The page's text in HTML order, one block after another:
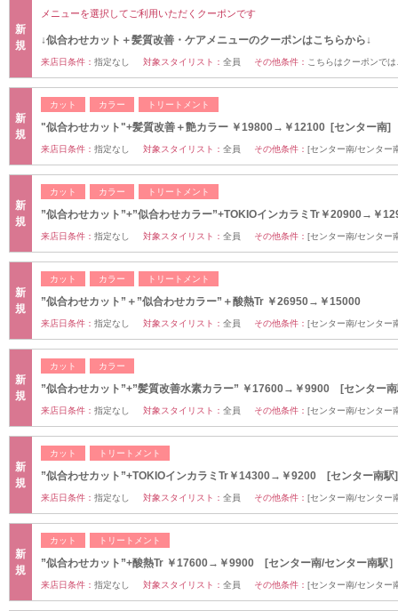
新
規
メニューを選択してご利用いただくクーポンです
↓似合わせカット＋髪質改善・ケアメニューのクーポンはこちらから↓
来店日条件： 指定なし 対象スタイリスト： 全員 その他条件： こちらはクーポンで
新
規
カット カラー トリートメント
"似合わせカット"+髪質改善＋艶カラー ￥19800→￥12100 [センター南]
来店日条件： 指定なし 対象スタイリスト： 全員 その他条件： [センター南/センター
新
規
カット カラー トリートメント
”似合わせカット”+”似合わせカラー”+TOKIOインカラミTr￥20900→￥
来店日条件： 指定なし 対象スタイリスト： 全員 その他条件： [センター南/センター
新
規
カット カラー トリートメント
”似合わせカット”＋”似合わせカラー”＋酸熱Tr ￥26950→￥15000
来店日条件： 指定なし 対象スタイリスト： 全員 その他条件： [センター南/センター
新
規
カット カラー
”似合わせカット”+”髪質改善水素カラー” ￥17600→￥9900 [センター
来店日条件： 指定なし 対象スタイリスト： 全員 その他条件： [センター南/センター
新
規
カット トリートメント
”似合わせカット”+TOKIOインカラミTr￥14300→￥9200 [センター南駅]
来店日条件： 指定なし 対象スタイリスト： 全員 その他条件： [センター南/センター
新
規
カット トリートメント
”似合わせカット”+酸熱Tr ￥17600→￥9900 [センター南/センター南駅］
来店日条件： 指定なし 対象スタイリスト： 全員 その他条件： [センター南/センター